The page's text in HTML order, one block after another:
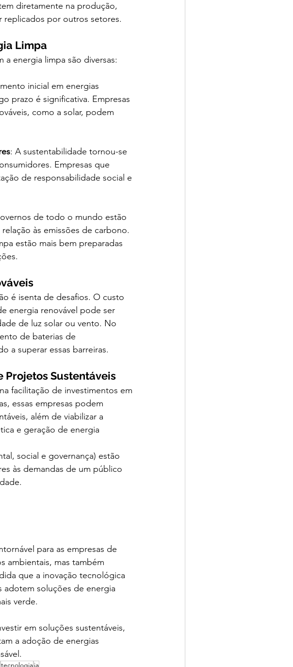
diretamente na produção,
por outros setores.
Limpa
a energia limpa são diversas:
inicial em energias
prazo é significativa. Empresas
como a solar, podem
: A sustentabilidade tornou-se
Empresas que
de responsabilidade social e
de todo o mundo estão
às emissões de carbono.
estão mais bem preparadas
é isenta de desafios. O custo
energia renovável pode ser
de luz solar ou vento. No
de baterias de
a superar essas barreiras.
Projetos Sustentáveis
facilitação de investimentos em
essas empresas podem
além de viabilizar a
e geração de energia
social e governança) estão
às demandas de um público
para as empresas de
ambientais, mas também
que a inovação tecnológica
adotem soluções de energia
verde.
em soluções sustentáveis,
a adoção de energias
tecnologiaia